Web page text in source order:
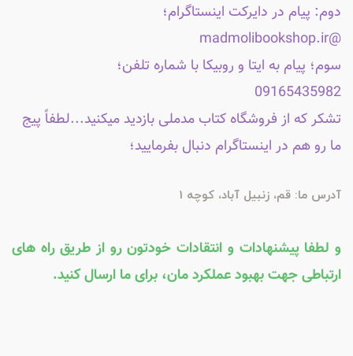
دوم: پیام در دایرکت اینستاگرام؛
@madmolibookshop.ir
سوم؛ پیام به ایتا و روبیکا با شماره تلفن؛
09165435982
تشکر که از فروشگاه کتاب مدملی بازدید میکنید...لطفاً پیج
ما رو هم در اینستاگرام دنبال بفرمایید؛
آدرس ما: قم، زنبیل آباد، کوچه 1
و لطفا پیشنهادات و انتقادات خودتون رو از طریق راه های
ارتباطی جهت بهبود عملکرد مان، برای ما ارسال کنید.